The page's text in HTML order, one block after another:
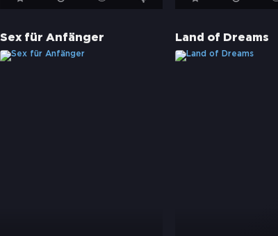
Sex für Anfänger Land of Dreams